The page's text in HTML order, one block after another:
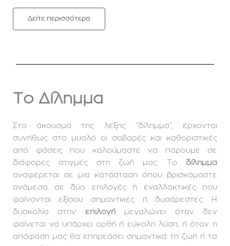
Δείτε περισσότερα
Το Δίλημμα
Στο άκουσμα της λέξης “δίλημμα”, έρχονται
συνήθως στο μυαλό οι σοβαρές και καθοριστικές
από φάσεις που καλούμαστε να πάρουμε σε
διάφορες στιγμές στη ζωή μας. Το δίλημμα
αναφέρεται σε μια κατάσταση όπου βρισκόμαστε
ανάμεσα σε δύο επιλογές ή εναλλακτικές που
φαίνονται εξίσου σημαντικές ή δυσάρεστες. Η
δυσκολία στην επιλογήμεγαλώνει όταν δεν
φαίνεται να υπάρχει ορθή ή εύκολη λύση, ή όταν η
απόφαση μας θα επηρεάσει σημαντικά τη ζωή ή τα